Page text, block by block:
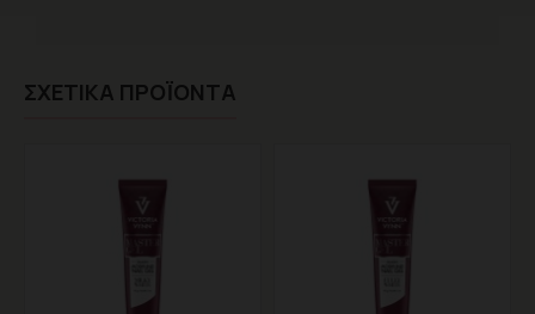
ΣΧΕΤΙΚΆ ΠΡΟΪΌΝΤΑ